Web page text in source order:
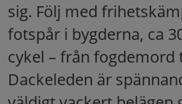
sig. Följ med
fotspår i bygderna, ca
cykel – från fogdemord
Dackeleden är